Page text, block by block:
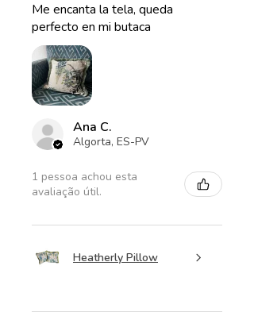
Me encanta la tela, queda
perfecto en mi butaca
Ana C.
Algorta, ES-PV
1 pessoa achou esta
avaliação útil.
Heatherly Pillow